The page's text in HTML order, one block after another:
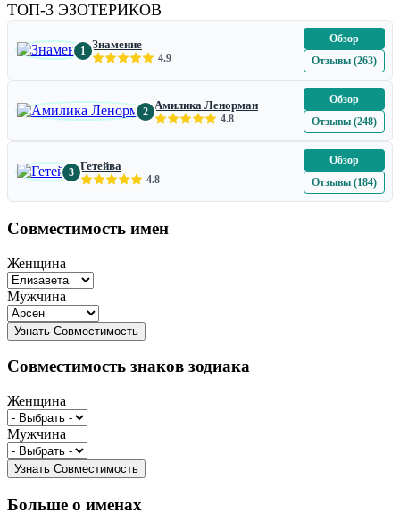
ТОП-3 ЭЗОТЕРИКОВ
1 Знамение
4.9
Обзор
Отзывы (263)
2 Амилика Ленорман
4.8
Обзор
Отзывы (248)
3 Гетейва
4.8
Обзор
Отзывы (184)
Совместимость имен
Женщина
Мужчина
Совместимость знаков зодиака
Женщина
Мужчина
Больше о именах